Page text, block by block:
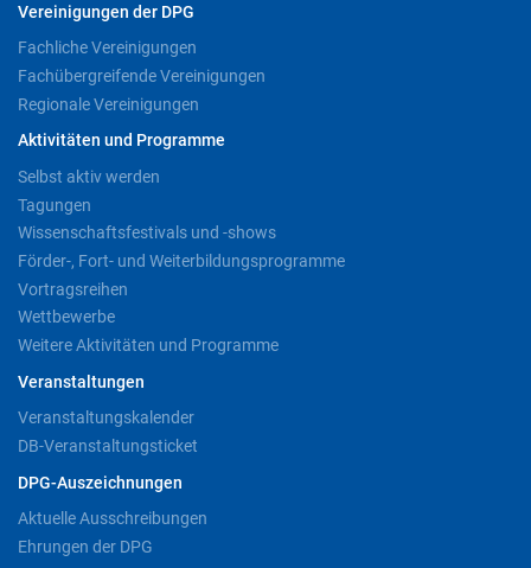
Vereinigungen der DPG
Fachliche Vereinigungen
Fachübergreifende Vereinigungen
Regionale Vereinigungen
Aktivitäten und Programme
Selbst aktiv werden
Tagungen
Wissenschaftsfestivals und -shows
Förder-, Fort- und Weiterbildungsprogramme
Vortragsreihen
Wettbewerbe
Weitere Aktivitäten und Programme
Veranstaltungen
Veranstaltungskalender
DB-Veranstaltungsticket
DPG-Auszeichnungen
Aktuelle Ausschreibungen
Ehrungen der DPG